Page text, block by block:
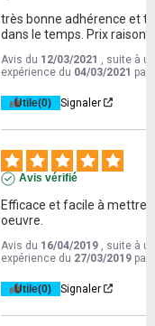
très bonne adhérence et
dans le temps. Prix
Avis du 12/03/2021
, suite à
expérience du 04/03/2021 par
Utile(0) Signaler
Avis vérifié
Efficace et facile à mettre
oeuvre.
Avis du 16/04/2019
, suite à
expérience du 27/03/2019 par
Utile(0) Signaler